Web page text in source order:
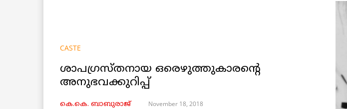
CASTE
ശാപഗ്രസ്തനായ ഒരെഴുത്തുകാരന്റെ
അനുഭവക്കുറിപ്പ്
കെ.കെ. ബാബുരാജ്‌ November 18, 2018